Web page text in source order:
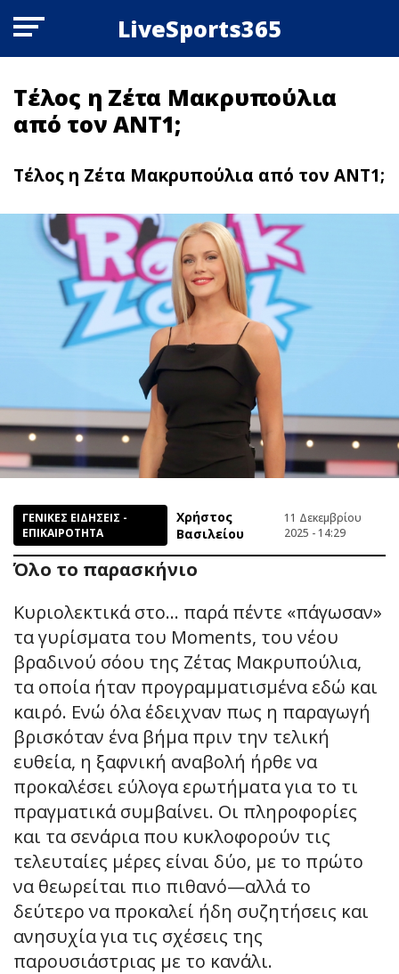
LiveSports365
Τέλος η Ζέτα Μακρυπούλια
από τον ΑΝΤ1;
Τέλος η Ζέτα Μακρυπούλια από τον ΑΝΤ1;
ΓΕΝΙΚΕΣ ΕΙΔΗΣΕΙΣ -
ΕΠΙΚΑΙΡΟΤΗΤΑ
Χρήστος
Βασιλείου
11 Δεκεμβρίου
2025 - 14:29
Όλο το παρασκήνιο
Κυριολεκτικά στο… παρά πέντε «πάγωσαν»
τα γυρίσματα του Moments, του νέου
βραδινού σόου της Ζέτας Μακρυπούλια,
τα οποία ήταν προγραμματισμένα εδώ και
καιρό. Ενώ όλα έδειχναν πως η παραγωγή
βρισκόταν ένα βήμα πριν την τελική
ευθεία, η ξαφνική αναβολή ήρθε να
προκαλέσει εύλογα ερωτήματα για το τι
πραγματικά συμβαίνει. Οι πληροφορίες
και τα σενάρια που κυκλοφορούν τις
τελευταίες μέρες είναι δύο, με το πρώτο
να θεωρείται πιο πιθανό—αλλά το
δεύτερο να προκαλεί ήδη συζητήσεις και
ανησυχία για τις σχέσεις της
παρουσιάστριας με το κανάλι.